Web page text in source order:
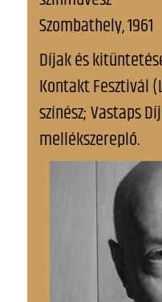
Szombathely, 1961
Díjak és
Kontakt Fesztivál
színész; Vastaps
mellékszereplő.